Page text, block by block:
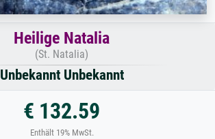
Heilige Natalia
(St. Natalia)
Unbekannt Unbekannt
€ 132.59
Enthält 19% MwSt.